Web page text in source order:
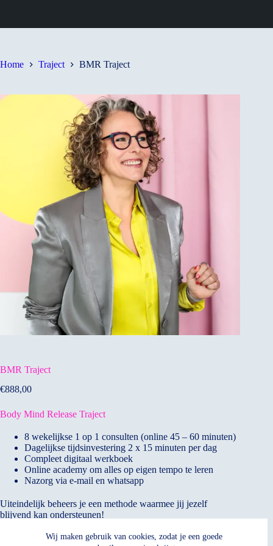
Wij maken gebruik van cookies, zodat je een goede
Home Traject BMR Traject
BMR Traject
€888,00
Body Mind Release Traject
8 wekelijkse 1 op 1 consulten (online 45 – 60 minuten)
Dagelijkse tijdsinvestering 2 x 15 minuten per dag
Compleet digitaal werkboek
Online academy om alles op eigen tempo te leren
Nazorg via e-mail en whatsapp
Uiteindelijk beheers je een methode waarmee jij jezelf
blijvend kan ondersteunen!
Toevoegen aan winkelwagen